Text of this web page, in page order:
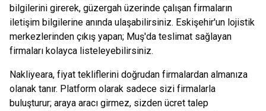
bilgilerini girerek, güzergah üzerinde çalışan firmaların
iletişim bilgilerine anında ulaşabilirsiniz. Eskişehir'un lojistik
merkezlerinden çıkış yapan; Muş'da teslimat sağlayan
firmaları kolayca listeleyebilirsiniz.
Nakliyeara, fiyat tekliflerini doğrudan firmalardan almanıza
olanak tanır. Platform olarak sadece sizi firmalarla
buluşturur; araya aracı girmez, sizden ücret talep